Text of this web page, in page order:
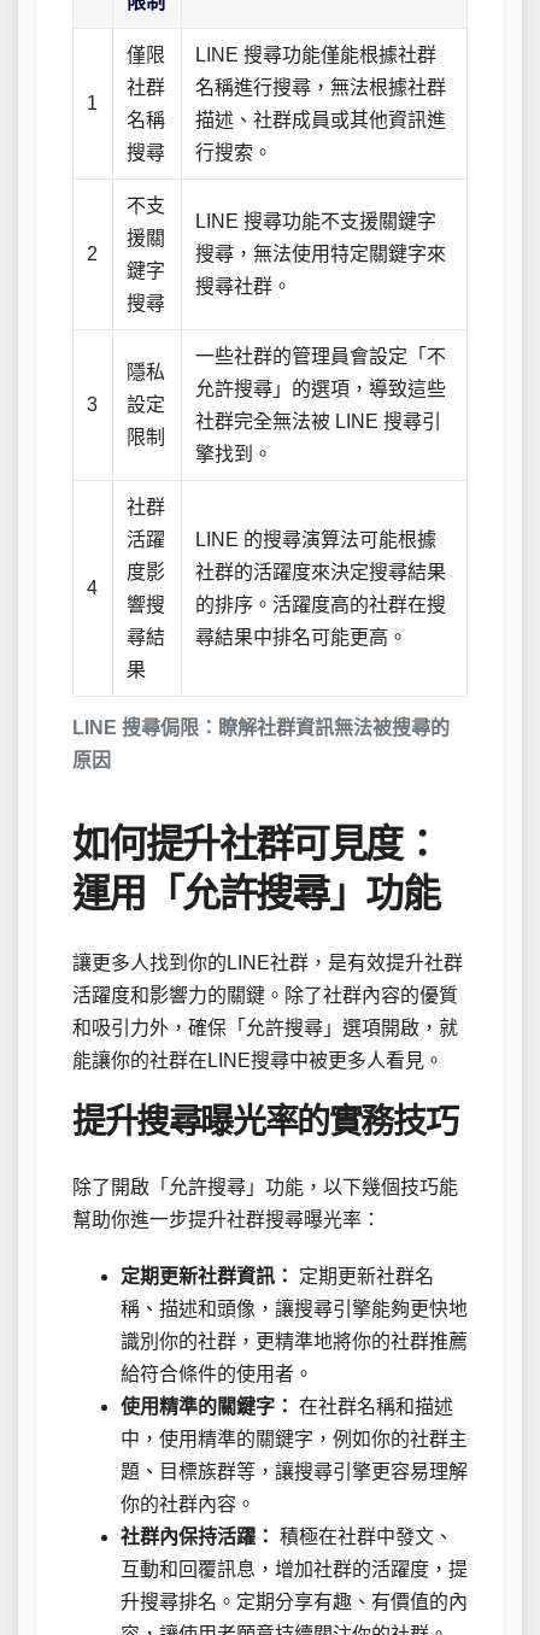
LINE 搜尋侷限：瞭解社群資訊無法被搜尋的
原因
1
僅限
社群
名稱
搜尋
LINE 搜尋功能僅能根據社群
名稱進行搜尋，無法根據社群
描述、社群成員或其他資訊進
行搜索。
2
不支
援關
鍵字
搜尋
LINE 搜尋功能不支援關鍵字
搜尋，無法使用特定關鍵字來
搜尋社群。
3
隱私
設定
限制
一些社群的管理員會設定「不
允許搜尋」的選項，導致這些
社群完全無法被 LINE 搜尋引
擎找到。
4
社群
活躍
度影
響搜
尋結
果
LINE 的搜尋演算法可能根據
社群的活躍度來決定搜尋結果
的排序。活躍度高的社群在搜
尋結果中排名可能更高。
如何提升社群可見度：
運用「允許搜尋」功能
讓更多人找到你的LINE社群，是有效提升社群
活躍度和影響力的關鍵。除了社群內容的優質
和吸引力外，確保「允許搜尋」選項開啟，就
能讓你的社群在LINE搜尋中被更多人看見。
提升搜尋曝光率的實務技巧
除了開啟「允許搜尋」功能，以下幾個技巧能
幫助你進一步提升社群搜尋曝光率：
定期更新社群資訊：
定期更新社群名
稱、描述和頭像，讓搜尋引擎能夠更快地
識別你的社群，更精準地將你的社群推薦
給符合條件的使用者。
使用精準的關鍵字： 在社群名稱和描述
中，使用精準的關鍵字，例如你的社群主
題、目標族群等，讓搜尋引擎更容易理解
你的社群內容。
社群內保持活躍： 積極在社群中發文、
互動和回覆訊息，增加社群的活躍度，提
升搜尋排名。定期分享有趣、有價值的內